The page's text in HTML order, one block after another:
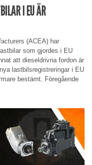
I EU ÄR
(ACEA) har
som gjordes i EU
att dieseldrivna fordon är
lastbilsregistreringar i EU
bestämt. Föregående